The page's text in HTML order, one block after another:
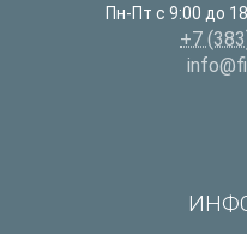
Пн-Пт с 9:00 до
+7